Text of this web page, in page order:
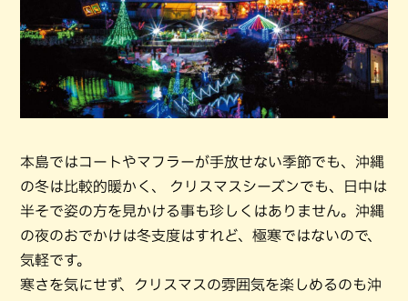
本島ではコートやマフラーが手放せない季節でも、沖縄
の冬は比較的暖かく、 クリスマスシーズンでも、日中は
半そで姿の方を見かける事も珍しくはありません。沖縄
の夜のおでかけは冬支度はすれど、極寒ではないので、
気軽です。
寒さを気にせず、クリスマスの雰囲気を楽しめるのも沖